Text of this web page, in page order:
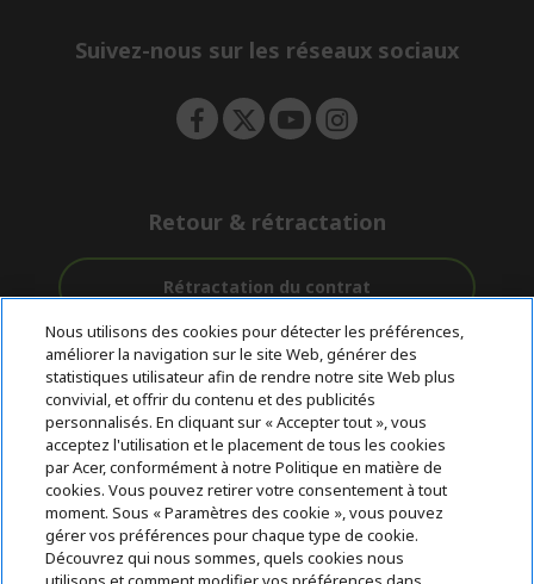
e
Suivez-nous sur les réseaux sociaux
Retour & rétractation
Rétractation du contrat
Livraison
Gratuite
Accompagnement
avant et après-
vente
Avec 0%
D'intérêt
© 2026 Acer Inc.
CPYou BV est le revendeur et marchand agréé pour les produits et
services proposés au sein de ce magasin.
Nous utilisons des cookies pour détecter les préférences,
améliorer la navigation sur le site Web, générer des
statistiques utilisateur afin de rendre notre site Web plus
convivial, et offrir du contenu et des publicités
personnalisés. En cliquant sur « Accepter tout », vous
acceptez l'utilisation et le placement de tous les cookies
par Acer, conformément à notre Politique en matière de
cookies. Vous pouvez retirer votre consentement à tout
moment. Sous « Paramètres des cookie », vous pouvez
gérer vos préférences pour chaque type de cookie.
Découvrez qui nous sommes, quels cookies nous